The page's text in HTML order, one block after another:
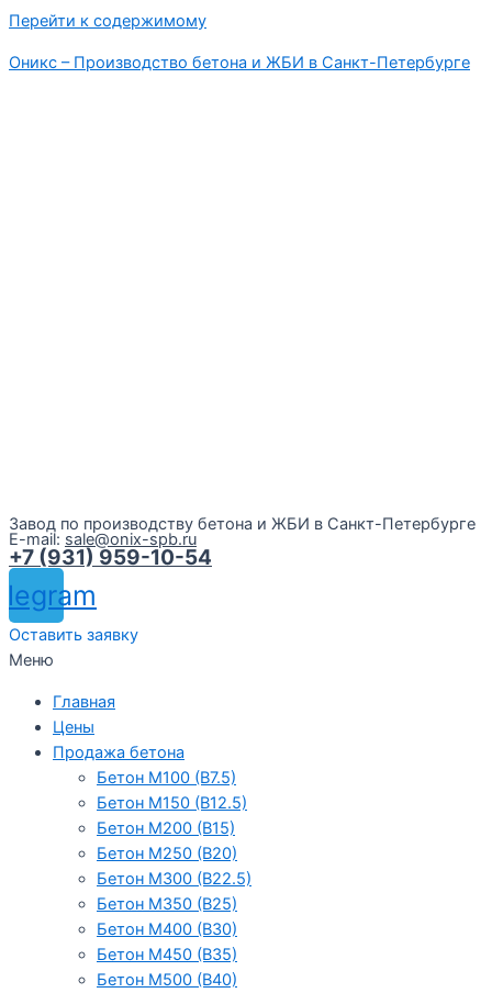
Перейти к содержимому
Оникс – Производство бетона и ЖБИ в Санкт-Петербурге
Завод по производству бетона и ЖБИ в Санкт-Петербурге
E-mail: sale@onix-spb.ru
+7 (931) 959-10-54
Оставить заявку
Меню
Главная
Цены
Продажа бетона
Бетон М100 (В7.5)
Бетон М150 (В12.5)
Бетон М200 (В15)
Бетон М250 (В20)
Бетон М300 (В22.5)
Бетон М350 (В25)
Бетон М400 (В30)
Бетон М450 (В35)
Бетон М500 (В40)